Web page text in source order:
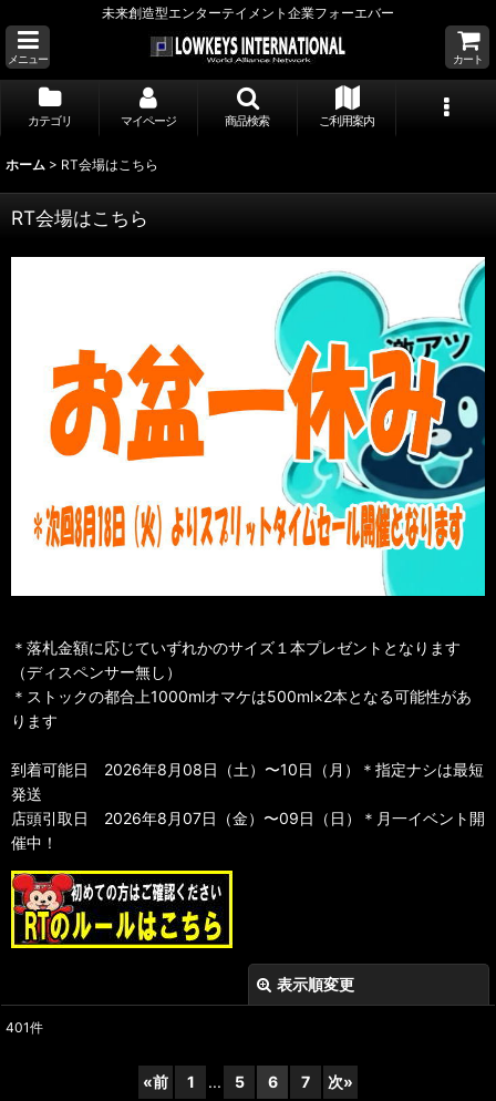
未来創造型エンターテイメント企業フォーエバー
メニュー カート
カテゴリ マイページ 商品検索 ご利用案内
ホーム > RT会場はこちら
RT会場はこちら
＊落札金額に応じていずれかのサイズ１本プレゼントとなります
（ディスペンサー無し）
＊ストックの都合上1000mlオマケは500ml×2本となる可能性があ
ります
到着可能日 2026年8月08日（土）〜10日（月）＊指定ナシは最短
発送
店頭引取日 2026年8月07日（金）〜09日（日）＊月一イベント開
催中！
表示順変更
401件
«前 1 ... 5 6 7 次»